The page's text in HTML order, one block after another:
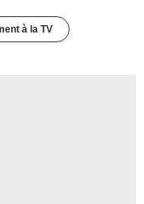
à la TV